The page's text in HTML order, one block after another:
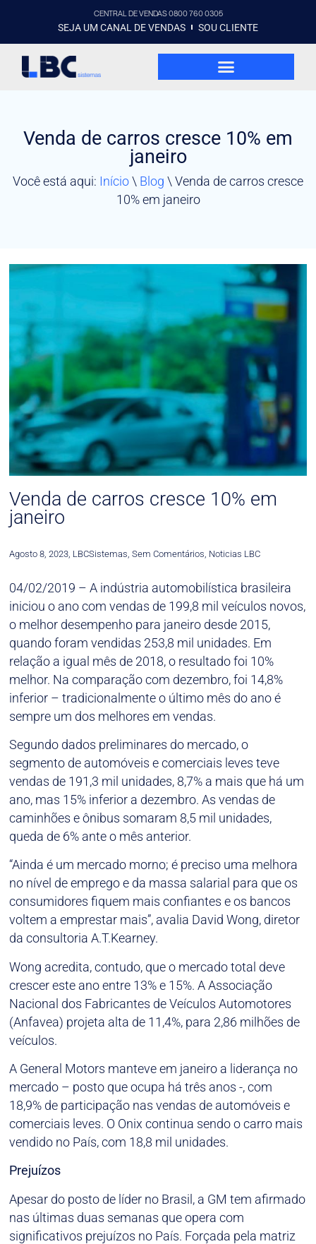
CENTRAL DE VENDAS 0800 760 0305
SEJA UM CANAL DE VENDAS SOU CLIENTE
Venda de carros cresce 10% em
janeiro
Você está aqui: Início\ Blog \ Venda de carros cresce
10% em janeiro
Venda de carros cresce 10% em
janeiro
Agosto 8, 2023, LBCSistemas, Sem Comentários, Noticias LBC
04/02/2019 – A indústria automobilística brasileira
iniciou o ano com vendas de 199,8 mil veículos novos,
o melhor desempenho para janeiro desde 2015,
quando foram vendidas 253,8 mil unidades. Em
relação a igual mês de 2018, o resultado foi 10%
melhor. Na comparação com dezembro, foi 14,8%
inferior – tradicionalmente o último mês do ano é
sempre um dos melhores em vendas.
Segundo dados preliminares do mercado, o
segmento de automóveis e comerciais leves teve
vendas de 191,3 mil unidades, 8,7% a mais que há um
ano, mas 15% inferior a dezembro. As vendas de
caminhões e ônibus somaram 8,5 mil unidades,
queda de 6% ante o mês anterior.
“Ainda é um mercado morno; é preciso uma melhora
no nível de emprego e da massa salarial para que os
consumidores fiquem mais confiantes e os bancos
voltem a emprestar mais”, avalia David Wong, diretor
da consultoria A.T.Kearney.
Wong acredita, contudo, que o mercado total deve
crescer este ano entre 13% e 15%. A Associação
Nacional dos Fabricantes de Veículos Automotores
(Anfavea) projeta alta de 11,4%, para 2,86 milhões de
veículos.
A General Motors manteve em janeiro a liderança no
mercado – posto que ocupa há três anos -, com
18,9% de participação nas vendas de automóveis e
comerciais leves. O Onix continua sendo o carro mais
vendido no País, com 18,8 mil unidades.
Prejuízos
Apesar do posto de líder no Brasil, a GM tem afirmado
nas últimas duas semanas que opera com
significativos prejuízos no País. Forçada pela matriz